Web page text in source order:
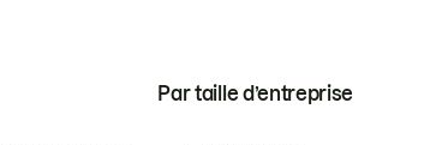
Par taille d’entreprise